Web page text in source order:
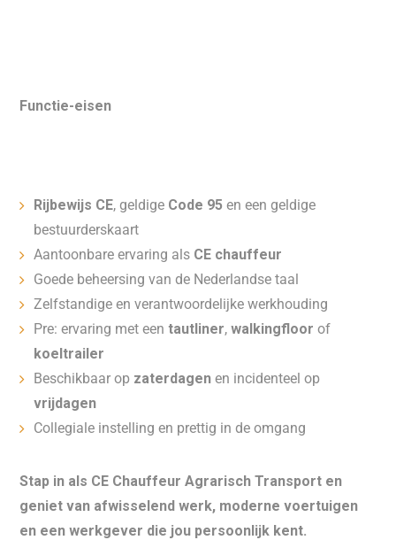
Functie-eisen
Rijbewijs CE, geldige Code 95 en een geldige
bestuurderskaart
Aantoonbare ervaring als CE chauffeur
Goede beheersing van de Nederlandse taal
Zelfstandige en verantwoordelijke werkhouding
Pre: ervaring met eentautliner,walkingfloor of
koeltrailer
Beschikbaar op zaterdagen en incidenteel op
vrijdagen
Collegiale instelling en prettig in de omgang
Stap in als CE Chauffeur Agrarisch Transport en
geniet van afwisselend werk, moderne voertuigen
en een werkgever die jou persoonlijk kent.